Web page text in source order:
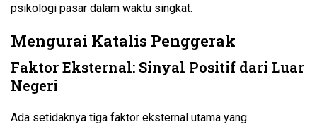
psikologi pasar dalam waktu singkat.
Mengurai Katalis Penggerak
Faktor Eksternal: Sinyal Positif dari Luar
Negeri
Ada setidaknya tiga faktor eksternal utama yang